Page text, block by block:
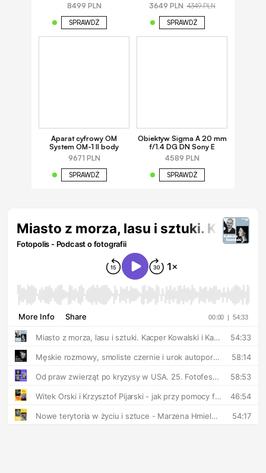
8499 PLN
SPRAWDŹ
3649 PLN 4349 PLN
SPRAWDŹ
Aparat cyfrowy OM
System OM-1 II body
9671 PLN
SPRAWDŹ
Obiektyw Sigma A 20 mm
f/1.4 DG DN Sony E
4589 PLN
SPRAWDŹ